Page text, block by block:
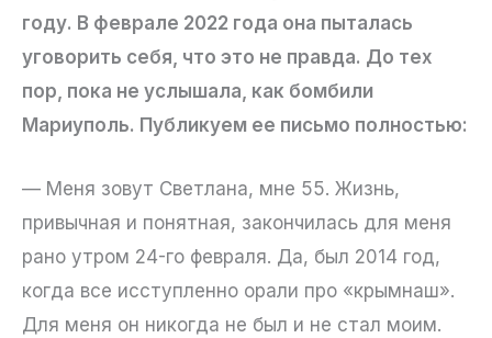
году. В феврале 2022 года она пыталась
уговорить себя, что это не правда. До тех
пор, пока не услышала, как бомбили
Мариуполь. Публикуем ее письмо полностью:
— Меня зовут Светлана, мне 55. Жизнь,
привычная и понятная, закончилась для меня
рано утром 24-го февраля. Да, был 2014 год,
когда все исступленно орали про «крымнаш».
Для меня он никогда не был и не стал моим.